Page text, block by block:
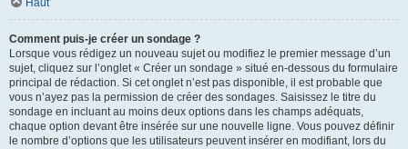
Haut
Comment puis-je créer un sondage ?
Lorsque vous rédigez un nouveau sujet ou modifiez le premier message d’un
sujet, cliquez sur l’onglet « Créer un sondage » situé en-dessous du formulaire
principal de rédaction. Si cet onglet n’est pas disponible, il est probable que
vous n’ayez pas la permission de créer des sondages. Saisissez le titre du
sondage en incluant au moins deux options dans les champs adéquats,
chaque option devant être insérée sur une nouvelle ligne. Vous pouvez définir
le nombre d’options que les utilisateurs peuvent insérer en modifiant, lors du